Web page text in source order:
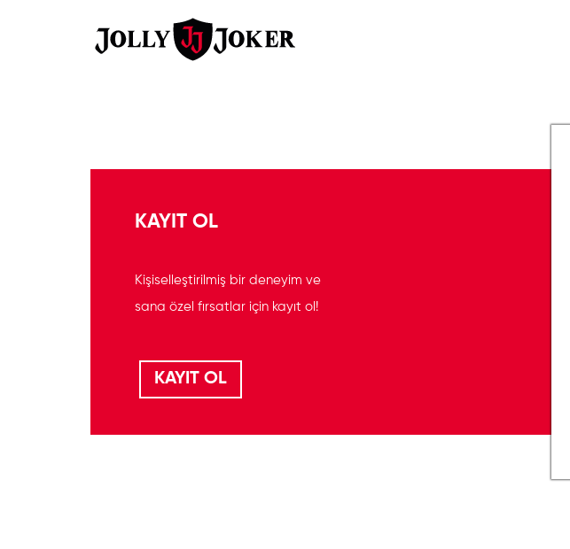
KAYIT OL
Kişiselleştirilmiş bir deneyim ve
sana özel fırsatlar için kayıt ol!
KAYIT OL